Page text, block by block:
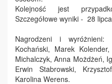
Kolejność jest
Szczegółowe wyniki - 28
Nagrodzeni i wyróżnieni:
Kochański, Marek
Michalczyk, Anna Możdżeń,
Erwin Stabrowski,
Karolina Werens.